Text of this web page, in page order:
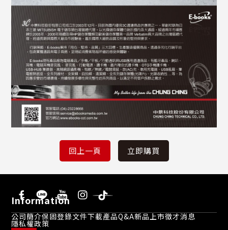
Information
公司簡介保固登錄文件下載產品Q&A新品上市徵才消息
隱私權政策